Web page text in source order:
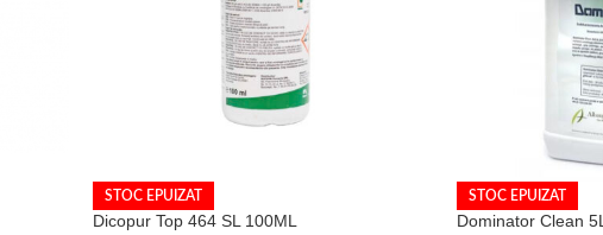
STOC EPUIZAT
Dicopur Top 464 SL 100ML
STOC EPUIZAT
Dominator Clean 5L